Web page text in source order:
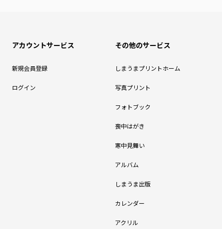
アカウントサービス
新規会員登録
ログイン
その他のサービス
しまうまプリントホーム
写真プリント
フォトブック
喪中はがき
寒中見舞い
アルバム
しまうま出版
カレンダー
アクリル